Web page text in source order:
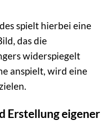
spielt hierbei eine
das die
widerspiegelt
anspielt, wird eine
Erstellung eigener